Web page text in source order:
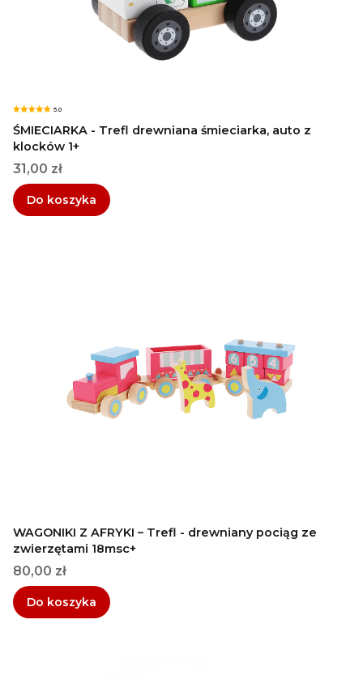
5.0
ŚMIECIARKA - Trefl drewniana śmieciarka, auto z
klocków 1+
Cena
31,00 zł
Do koszyka
WAGONIKI Z AFRYKI – Trefl - drewniany pociąg ze
zwierzętami 18msc+
Cena
80,00 zł
Do koszyka